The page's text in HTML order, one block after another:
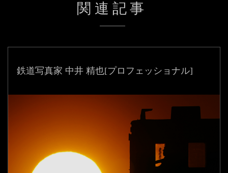
関連記事
鉄道写真家 中井 精也[プロフェッショナル]